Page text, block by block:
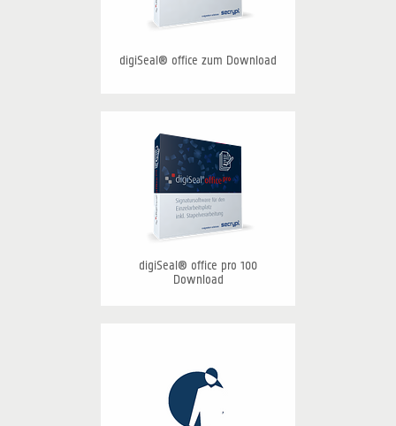
digiSeal® office zum Download
digiSeal® office pro 100
Download